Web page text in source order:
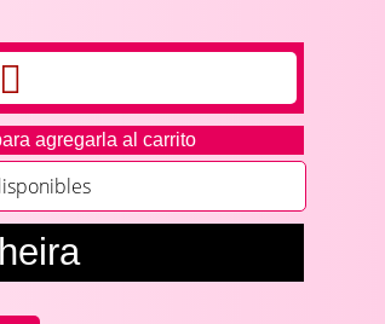
agregarla al carrito